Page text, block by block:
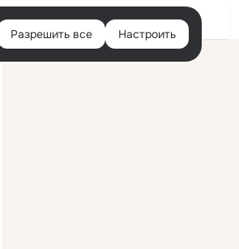
Войти
Разрешить все Настроить